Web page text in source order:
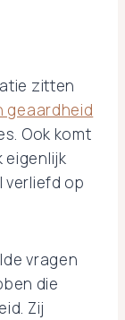
zitten
geaardheid
Ook komt
eigenlijk
verliefd op
vragen
die
Zij